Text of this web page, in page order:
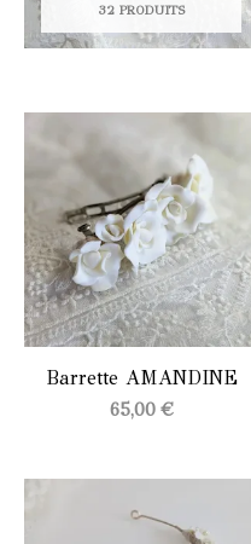
32 PRODUITS
Barrette AMANDINE
65,00 €